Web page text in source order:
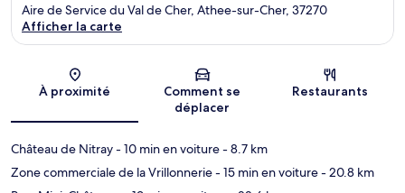
Carte
Aire de Service du Val de Cher, Athee-sur-Cher, 37270
Afficher la carte
À proximité
Comment se
déplacer
Restaurants
Château de Nitray- 10 min en voiture- 8.7 km
Zone commerciale de la Vrillonnerie- 15 min en voiture- 20.8 km